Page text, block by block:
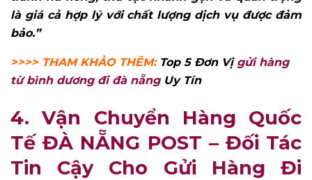
là giá cả hợp lý với chất lượng dịch vụ được đảm
bảo.”
>>>> THAM KHẢO THÊM: Top 5 Đơn Vị gửi hàng
từ bình dương đi đà nẵng Uy Tín
4. Vận Chuyển Hàng Quốc
Tế ĐÀ NẴNG POST – Đối Tác
Tin Cậy Cho Gửi Hàng Đi